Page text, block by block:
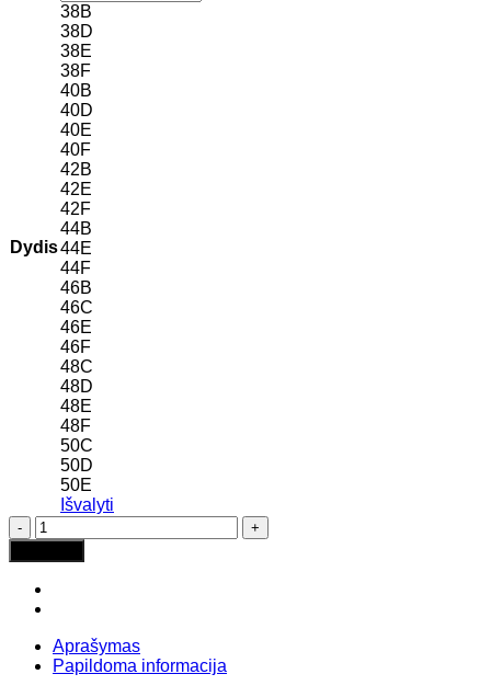
Dydis
38B
38D
38E
38F
40B
40D
40E
40F
42B
42E
42F
44B
44E
44F
46B
46C
46E
46F
48C
48D
48E
48F
50C
50D
50E
Išvalyti
produkto
kiekis:
LASCANA
Batik
Black
vientisas
maudymosi
Aprašymas
Papildoma informacija